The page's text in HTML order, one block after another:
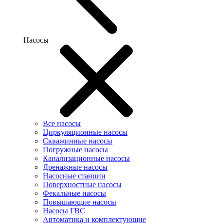
Насосы
Все насосы
Циркуляционные насосы
Скважинные насосы
Погружные насосы
Канализационные насосы
Дренажные насосы
Насосные станции
Поверхностные насосы
Фекальные насосы
Повышающие насосы
Насосы ГВС
Автоматика и комплектующие